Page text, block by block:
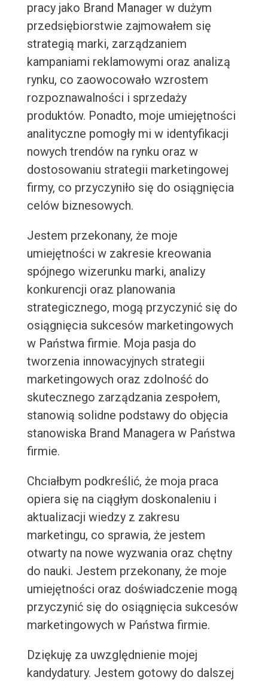
pracy jako Brand Manager w dużym
przedsiębiorstwie zajmowałem się
strategią marki, zarządzaniem
kampaniami reklamowymi oraz analizą
rynku, co zaowocowało wzrostem
rozpoznawalności i sprzedaży
produktów. Ponadto, moje umiejętności
analityczne pomogły mi w identyfikacji
nowych trendów na rynku oraz w
dostosowaniu strategii marketingowej
firmy, co przyczyniło się do osiągnięcia
celów biznesowych.
Jestem przekonany, że moje
umiejętności w zakresie kreowania
spójnego wizerunku marki, analizy
konkurencji oraz planowania
strategicznego, mogą przyczynić się do
osiągnięcia sukcesów marketingowych
w Państwa firmie. Moja pasja do
tworzenia innowacyjnych strategii
marketingowych oraz zdolność do
skutecznego zarządzania zespołem,
stanowią solidne podstawy do objęcia
stanowiska Brand Managera w Państwa
firmie.
Chciałbym podkreślić, że moja praca
opiera się na ciągłym doskonaleniu i
aktualizacji wiedzy z zakresu
marketingu, co sprawia, że jestem
otwarty na nowe wyzwania oraz chętny
do nauki. Jestem przekonany, że moje
umiejętności oraz doświadczenie mogą
przyczynić się do osiągnięcia sukcesów
marketingowych w Państwa firmie.
Dziękuję za uwzględnienie mojej
kandydatury. Jestem gotowy do dalszej